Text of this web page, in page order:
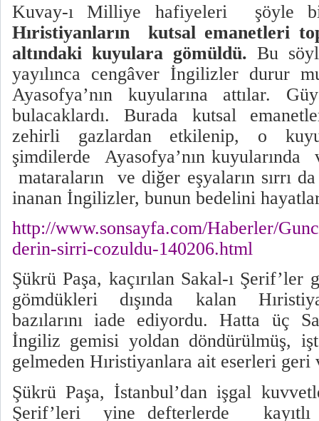
Kuvay-ı Milliye hafiyeleri
şöyle
Hıristiyanların
kutsal emanetleri
altındaki kuyulara gömüldü. Bu
yayılınca cengâver İngilizler durur
Ayasofya’nın kuyularına attılar.
bulacaklardı. Burada kutsal
zehirli gazlardan etkilenip, o
şimdilerde
Ayasofya’nın kuyularında
mataraların
ve diğer eşyaların sırrı
inanan İngilizler, bunun bedelini
http://www.sonsayfa.com/Haberler/
derin-sirri-cozuldu-140206.html
Şükrü Paşa, kaçırılan Sakal-ı Şerif’ler
gömdükleri dışında kalan
bazılarını iade ediyordu. Hatta üç
İngiliz gemisi yoldan döndürülmüş,
gelmeden Hıristiyanlara ait eserleri geri
Şükrü Paşa, İstanbul’dan işgal
Şerif’leri
yine defterlerde